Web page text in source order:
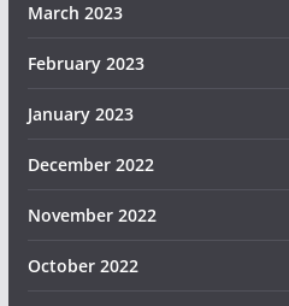
March 2023
February 2023
January 2023
December 2022
November 2022
October 2022